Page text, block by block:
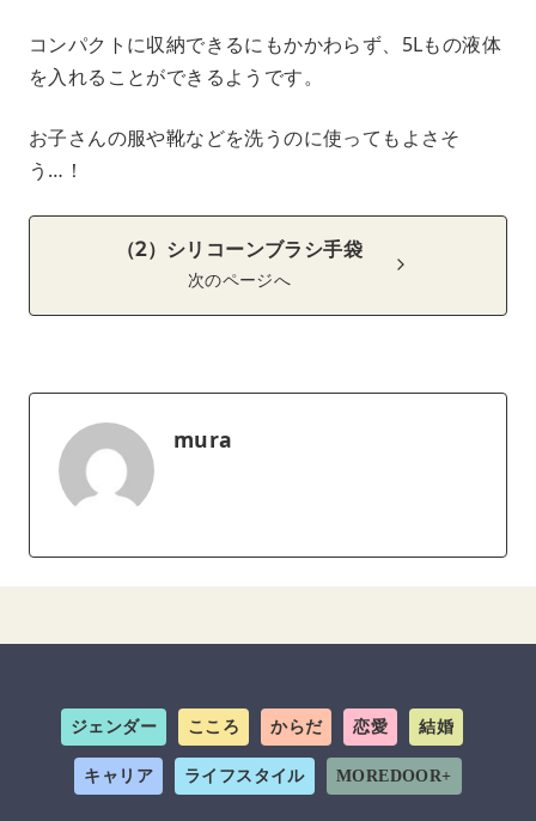
コンパクトに収納できるにもかかわらず、5Lもの液体
を入れることができるようです。
お子さんの服や靴などを洗うのに使ってもよさそ
う…！
（2）シリコーンブラシ手袋
次のページへ
mura
ジェンダー こころ からだ 恋愛 結婚
キャリア ライフスタイル MOREDOOR+